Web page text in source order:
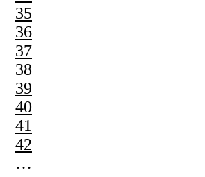
35
36
37
38
39
40
41
42
…